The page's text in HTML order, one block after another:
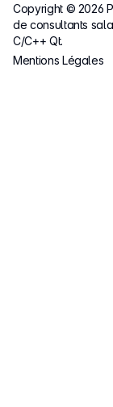
Copyright © 2026
de consultants
C/C++ Qt.
Mentions Légales